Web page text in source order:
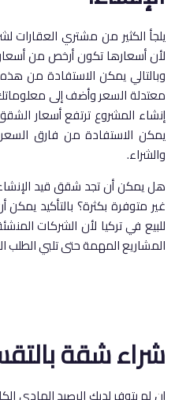
يلجأ الكثير من مشتري العقارات
لأن أسعارها تكون أرخص من
وبالتالي يمكن الاستفادة من
معتدلة السعر وأضف إلى
إنشاء المشروع ترتفع أسعار
يمكن الاستفادة من فارق السعر
والشراء.
هل يمكن أن تجد شقق قيد الإنشاء
غير متوفرة بكثرة؟ بالتأكيد
للبيع في تركيا لأن الشركات
المشاريع المهمة حتى تلبي الطلب
شراء شقة
إن لم يتوفر لديك الرصيد المادي